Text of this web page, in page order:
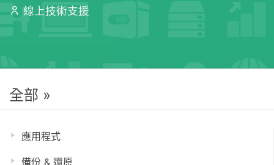
線上技術支援
全部 »
應用程式
備份 & 還原